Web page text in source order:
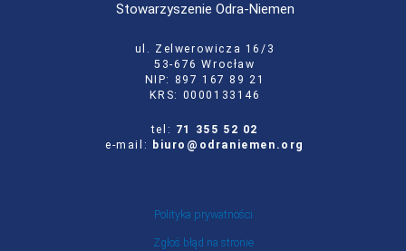
Stowarzyszenie Odra-Niemen
ul. Zelwerowicza 16/3
53-676 Wrocław
NIP: 897 167 89 21
KRS: 0000133146
tel: 71 355 52 02
e-mail:
biuro@odraniemen.org
Polityka prywatności
Zgłoś błąd na stronie